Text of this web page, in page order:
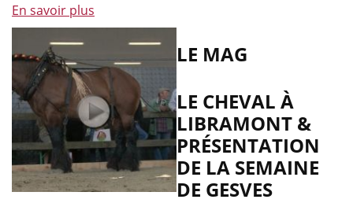
En savoir plus
propos
La
grande
semaine
de
Gesves
LE MAG
LE CHEVAL À
LIBRAMONT &
PRÉSENTATION
DE LA SEMAINE
DE GESVES